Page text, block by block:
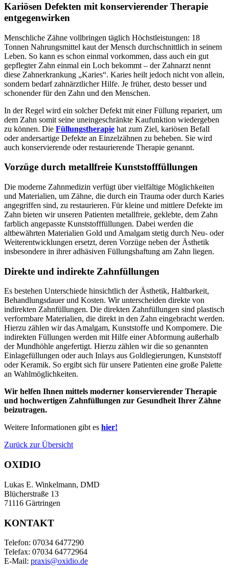
Kariösen Defekten mit konservierender Therapie
entgegenwirken
Menschliche Zähne vollbringen täglich Höchstleistungen: 18
Tonnen Nahrungsmittel kaut der Mensch durchschnittlich in seinem
Leben. So kann es schon einmal vorkommen, dass auch ein gut
gepflegter Zahn einmal ein Loch bekommt – der Zahnarzt nennt
diese Zahnerkrankung „Karies“. Karies heilt jedoch nicht von allein,
sondern bedarf zahnärztlicher Hilfe. Je früher, desto besser und
schonender für den Zahn und den Menschen.
In der Regel wird ein solcher Defekt mit einer Füllung repariert, um
dem Zahn somit seine uneingeschränkte Kaufunktion wiedergeben
zu können. Die Füllungstherapie hat zum Ziel, kariösen Befall
oder andersartige Defekte an Einzelzähnen zu beheben. Sie wird
auch konservierende oder restaurierende Therapie genannt.
Vorzüge durch metallfreie Kunststofffüllungen
Die moderne Zahnmedizin verfügt über vielfältige Möglichkeiten
und Materialien, um Zähne, die durch ein Trauma oder durch Karies
angegriffen sind, zu restaurieren. Für kleine und mittlere Defekte im
Zahn bieten wir unseren Patienten metallfreie, geklebte, dem Zahn
farblich angepasste Kunststofffüllungen. Dabei werden die
altbewährten Materialien Gold und Amalgam stetig durch Neu- oder
Weiterentwicklungen ersetzt, deren Vorzüge neben der Ästhetik
insbesondere in ihrer adhäsiven Füllungshaftung am Zahn liegen.
Direkte und indirekte Zahnfüllungen
Es bestehen Unterschiede hinsichtlich der Ästhetik, Haltbarkeit,
Behandlungsdauer und Kosten. Wir unterscheiden direkte von
indirekten Zahnfüllungen. Die direkten Zahnfüllungen sind plastisch
verformbare Materialien, die direkt in den Zahn eingebracht werden.
Hierzu zählen wir das Amalgam, Kunststoffe und Kompomere. Die
indirekten Füllungen werden mit Hilfe einer Abformung außerhalb
der Mundhöhle angefertigt. Hierzu zählen wir die so genannten
Einlagefüllungen oder auch Inlays aus Goldlegierungen, Kunststoff
oder Keramik. So ergibt sich für unsere Patienten eine große Palette
an Wahlmöglichkeiten.
Wir helfen Ihnen mittels moderner konservierender Therapie
und hochwertigen Zahnfüllungen zur Gesundheit Ihrer Zähne
beizutragen.
Weitere Informationen gibt es hier!
Zurück zur Übersicht
OXIDIO
Lukas E. Winkelmann, DMD
Blücherstraße 13
71116 Gärtringen
KONTAKT
Telefon: 07034 6477290
Telefax: 07034 64772964
E-Mail: praxis@oxidio.de